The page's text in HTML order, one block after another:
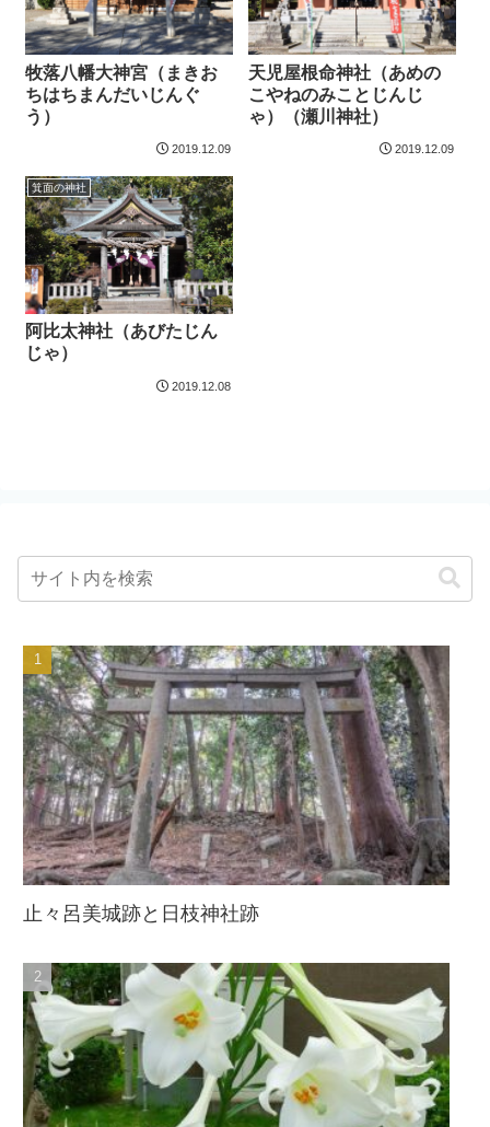
牧落八幡大神宮（まきお
ちはちまんだいじんぐ
う）
2019.12.09
天児屋根命神社（あめの
こやねのみことじんじ
ゃ）（瀬川神社）
2019.12.09
箕面の神社
阿比太神社（あびたじん
じゃ）
2019.12.08
止々呂美城跡と日枝神社跡